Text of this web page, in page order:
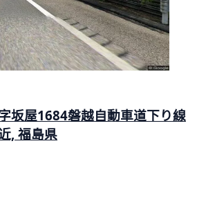
坂屋1684磐越自動車道下り線
, 福島県